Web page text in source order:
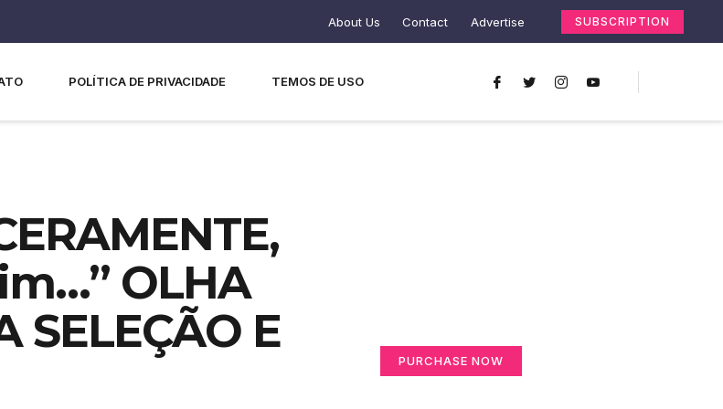
About Us Contact Advertise SUBSCRIPTION
POLÍTICA DE PRIVACIDADE TEMOS DE USO
OLHA
SELEÇÃO E
PURCHASE NOW